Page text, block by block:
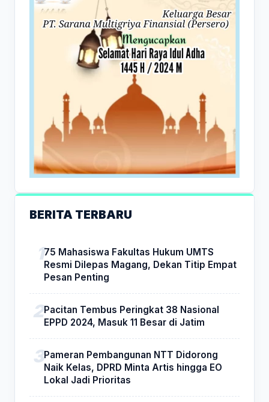
BERITA TERBARU
75 Mahasiswa Fakultas Hukum UMTS
Resmi Dilepas Magang, Dekan Titip Empat
Pesan Penting
Pacitan Tembus Peringkat 38 Nasional
EPPD 2024, Masuk 11 Besar di Jatim
Pameran Pembangunan NTT Didorong
Naik Kelas, DPRD Minta Artis hingga EO
Lokal Jadi Prioritas